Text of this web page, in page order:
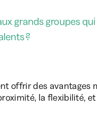
grands groupes
?
offrir des avantages
la flexibilité,